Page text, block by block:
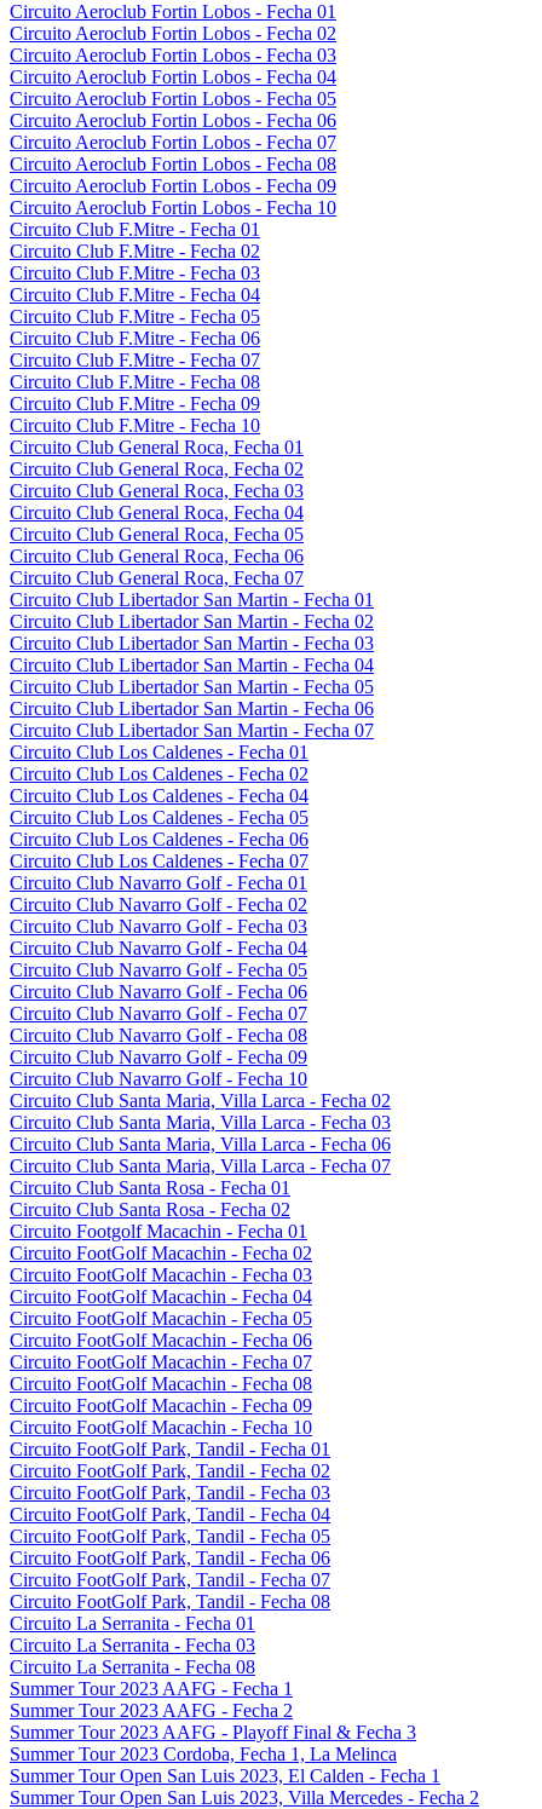
Circuito Aeroclub Fortin Lobos - Fecha 01
Circuito Aeroclub Fortin Lobos - Fecha 02
Circuito Aeroclub Fortin Lobos - Fecha 03
Circuito Aeroclub Fortin Lobos - Fecha 04
Circuito Aeroclub Fortin Lobos - Fecha 05
Circuito Aeroclub Fortin Lobos - Fecha 06
Circuito Aeroclub Fortin Lobos - Fecha 07
Circuito Aeroclub Fortin Lobos - Fecha 08
Circuito Aeroclub Fortin Lobos - Fecha 09
Circuito Aeroclub Fortin Lobos - Fecha 10
Circuito Club F.Mitre - Fecha 01
Circuito Club F.Mitre - Fecha 02
Circuito Club F.Mitre - Fecha 03
Circuito Club F.Mitre - Fecha 04
Circuito Club F.Mitre - Fecha 05
Circuito Club F.Mitre - Fecha 06
Circuito Club F.Mitre - Fecha 07
Circuito Club F.Mitre - Fecha 08
Circuito Club F.Mitre - Fecha 09
Circuito Club F.Mitre - Fecha 10
Circuito Club General Roca, Fecha 01
Circuito Club General Roca, Fecha 02
Circuito Club General Roca, Fecha 03
Circuito Club General Roca, Fecha 04
Circuito Club General Roca, Fecha 05
Circuito Club General Roca, Fecha 06
Circuito Club General Roca, Fecha 07
Circuito Club Libertador San Martin - Fecha 01
Circuito Club Libertador San Martin - Fecha 02
Circuito Club Libertador San Martin - Fecha 03
Circuito Club Libertador San Martin - Fecha 04
Circuito Club Libertador San Martin - Fecha 05
Circuito Club Libertador San Martin - Fecha 06
Circuito Club Libertador San Martin - Fecha 07
Circuito Club Los Caldenes - Fecha 01
Circuito Club Los Caldenes - Fecha 02
Circuito Club Los Caldenes - Fecha 04
Circuito Club Los Caldenes - Fecha 05
Circuito Club Los Caldenes - Fecha 06
Circuito Club Los Caldenes - Fecha 07
Circuito Club Navarro Golf - Fecha 01
Circuito Club Navarro Golf - Fecha 02
Circuito Club Navarro Golf - Fecha 03
Circuito Club Navarro Golf - Fecha 04
Circuito Club Navarro Golf - Fecha 05
Circuito Club Navarro Golf - Fecha 06
Circuito Club Navarro Golf - Fecha 07
Circuito Club Navarro Golf - Fecha 08
Circuito Club Navarro Golf - Fecha 09
Circuito Club Navarro Golf - Fecha 10
Circuito Club Santa Maria, Villa Larca - Fecha 02
Circuito Club Santa Maria, Villa Larca - Fecha 03
Circuito Club Santa Maria, Villa Larca - Fecha 06
Circuito Club Santa Maria, Villa Larca - Fecha 07
Circuito Club Santa Rosa - Fecha 01
Circuito Club Santa Rosa - Fecha 02
Circuito Footgolf Macachin - Fecha 01
Circuito FootGolf Macachin - Fecha 02
Circuito FootGolf Macachin - Fecha 03
Circuito FootGolf Macachin - Fecha 04
Circuito FootGolf Macachin - Fecha 05
Circuito FootGolf Macachin - Fecha 06
Circuito FootGolf Macachin - Fecha 07
Circuito FootGolf Macachin - Fecha 08
Circuito FootGolf Macachin - Fecha 09
Circuito FootGolf Macachin - Fecha 10
Circuito FootGolf Park, Tandil - Fecha 01
Circuito FootGolf Park, Tandil - Fecha 02
Circuito FootGolf Park, Tandil - Fecha 03
Circuito FootGolf Park, Tandil - Fecha 04
Circuito FootGolf Park, Tandil - Fecha 05
Circuito FootGolf Park, Tandil - Fecha 06
Circuito FootGolf Park, Tandil - Fecha 07
Circuito FootGolf Park, Tandil - Fecha 08
Circuito La Serranita - Fecha 01
Circuito La Serranita - Fecha 03
Circuito La Serranita - Fecha 08
Summer Tour 2023 AAFG - Fecha 1
Summer Tour 2023 AAFG - Fecha 2
Summer Tour 2023 AAFG - Playoff Final & Fecha 3
Summer Tour 2023 Cordoba, Fecha 1, La Melinca
Summer Tour Open San Luis 2023, El Calden - Fecha 1
Summer Tour Open San Luis 2023, Villa Mercedes - Fecha 2